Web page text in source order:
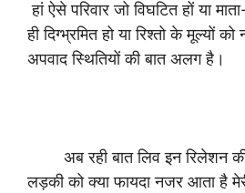
हां ऐसे परिवार जो विघटित हों या
ही दिग्भ्रमित हो या रिश्तो के मूल्यों
अपवाद स्थितियों की बात अलग है।
अब रही बात लिव इन रिलेशन की
लड़की को क्या फायदा नजर आता है